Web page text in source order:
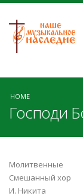
HOME
Господи
Молитвенные
Смешанный хор
И. Никита